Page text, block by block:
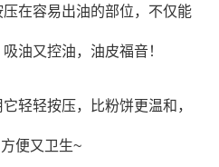
在容易出油的部位，不仅能
油又控油，油皮福音！
轻轻按压，比粉饼更温和，
便又卫生~